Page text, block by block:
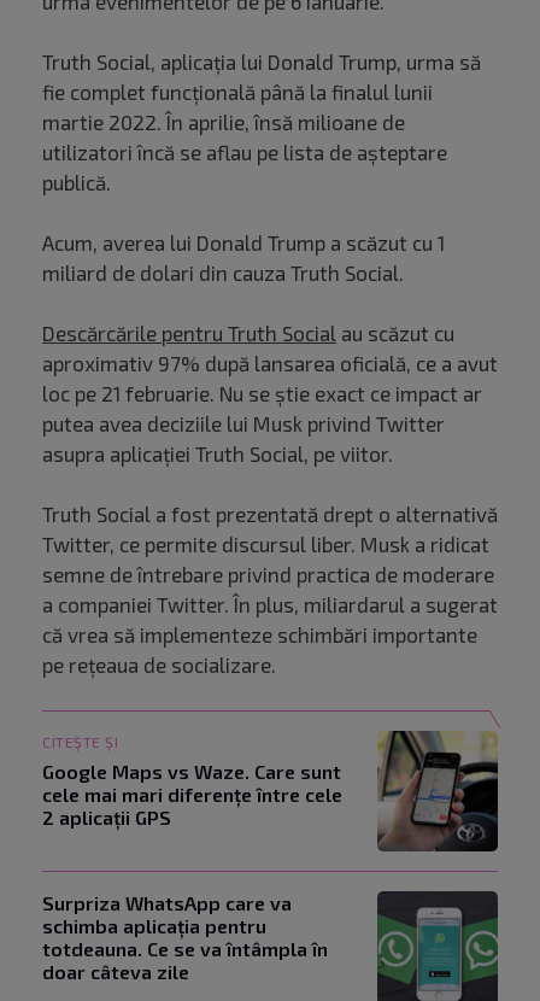
Truth Social, aplicația lui Donald Trump, urma să
fie complet funcțională până la finalul lunii
martie 2022. În aprilie, însă milioane de
utilizatori încă se aflau pe lista de așteptare
publică.
Acum, averea lui Donald Trump a scăzut cu 1
miliard de dolari din cauza Truth Social.
Descărcările pentru Truth Social au scăzut cu
aproximativ 97% după lansarea oficială, ce a avut
loc pe 21 februarie. Nu se știe exact ce impact ar
putea avea deciziile lui Musk privind Twitter
asupra aplicației Truth Social, pe viitor.
Truth Social a fost prezentată drept o alternativă
Twitter, ce permite discursul liber. Musk a ridicat
semne de întrebare privind practica de moderare
a companiei Twitter. În plus, miliardarul a sugerat
că vrea să implementeze schimbări importante
pe rețeaua de socializare.
CITEȘTE ȘI
Google Maps vs Waze. Care sunt
cele mai mari diferențe între cele
2 aplicații GPS
Surpriza WhatsApp care va
schimba aplicația pentru
totdeauna. Ce se va întâmpla în
doar câteva zile